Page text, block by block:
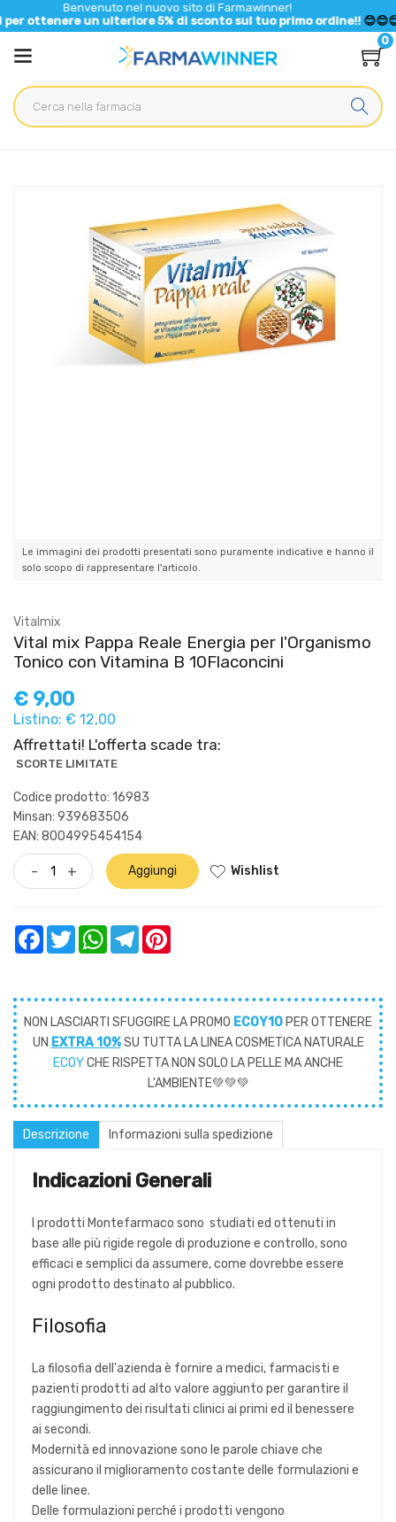
Benvenuto nel nuovo sito di Farmawinner!
un ulteriore 5% di sconto sul tuo primo ordine!!😊😊😊😊
0
Vitamina B 10Flaconcini
Le immagini dei prodotti presentati sono puramente indicative e hanno il
solo scopo di rappresentare l'articolo.
Vitalmix
Vital mix Pappa Reale Energia per l'Organismo
Tonico con Vitamina B 10Flaconcini
€ 9,00
Listino: € 12,00
Affrettati! L'offerta scade tra:
SCORTE LIMITATE
Codice prodotto: 16983
Minsan: 939683506
EAN: 8004995454154
- + Aggiungi Wishlist
FacebookTwitterWhatsAppTelegram
NON LASCIARTI SFUGGIRE LA PROMO ECOY10 PER OTTENERE
UN EXTRA 10%SU TUTTA LA LINEA COSMETICA NATURALE
ECOYCHE RISPETTA NON SOLO LA PELLE MA ANCHE
L'AMBIENTE💚💚💚
Descrizione Informazioni sulla spedizione
Indicazioni Generali
I prodotti Montefarmaco sono studiati ed ottenuti in
base alle più rigide regole di produzione e controllo, sono
efficaci e semplici da assumere, come dovrebbe essere
ogni prodotto destinato al pubblico.
Filosofia
La filosofia dell'azienda è fornire a medici, farmacisti e
pazienti prodotti ad alto valore aggiunto per garantire il
raggiungimento dei risultati clinici ai primi ed il benessere
ai secondi.
Modernità ed innovazione sono le parole chiave che
assicurano il miglioramento costante delle formulazioni e
delle linee.
Delle formulazioni perché i prodotti vengono